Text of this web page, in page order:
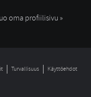
oma profiilisivu »
Turvallisuus
Käyttöehdot